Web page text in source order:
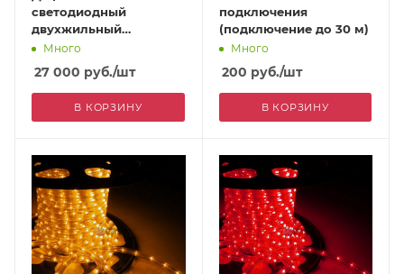
светодиодный
двухжильный
(фиксинг), 13 мм,
Много
27 000 руб./шт
В КОРЗИНУ
подключения
(подключение до 30 м)
Много
200 руб./шт
В КОРЗИНУ